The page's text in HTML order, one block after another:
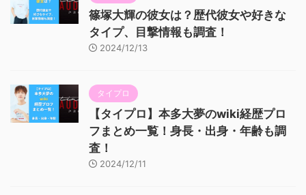
篠塚大輝の彼女は？歴代彼女や好きな
タイプ、目撃情報も調査！
2024/12/13
タイプロ
【タイプロ】本多大夢のwiki経歴プロ
フまとめ一覧！身長・出身・年齢も調
査！
2024/12/11